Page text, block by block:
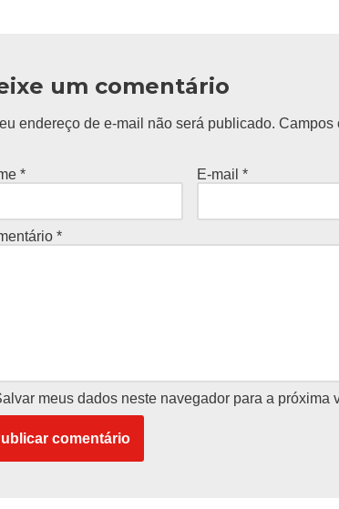
um comentário
endereço de e-mail não será publicado. Campos
* E-mail*
*
meus dados neste navegador para a próxima